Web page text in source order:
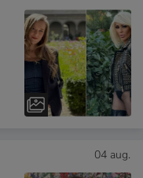
04 aug.